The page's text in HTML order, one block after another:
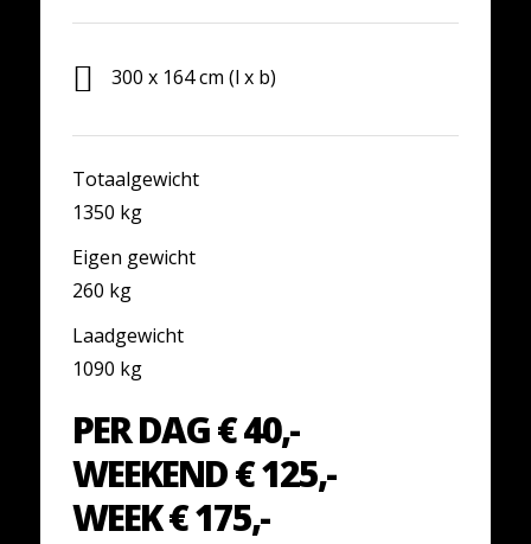
300 x 164 cm (l x b)
Totaalgewicht
1350 kg
Eigen gewicht
260 kg
Laadgewicht
1090 kg
PER DAG € 40,-
WEEKEND € 125,-
WEEK € 175,-